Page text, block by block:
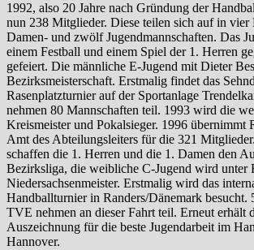
1992, also 20 Jahre nach Gründung der
nun 238 Mitglieder. Diese teilen sich auf in vier
Damen- und zwölf Jugendmannschaften. Das
einem Festball und einem Spiel der 1. Herren
gefeiert. Die männliche E-Jugend mit Dieter
Bezirksmeisterschaft. Erstmalig findet das
Rasenplatzturnier auf der Sportanlage
nehmen 80 Mannschaften teil. 1993 wird die
Kreismeister und Pokalsieger. 1996 übernimmt
Amt des Abteilungsleiters für die 321
schaffen die 1. Herren und die 1. Damen den
Bezirksliga, die weibliche C-Jugend wird unter
Niedersachsenmeister. Erstmalig wird das
Handballturnier in Randers/Dänemark besucht.
TVE nehmen an dieser Fahrt teil. Erneut erhält
Auszeichnung für die beste Jugendarbeit im
Hannover.